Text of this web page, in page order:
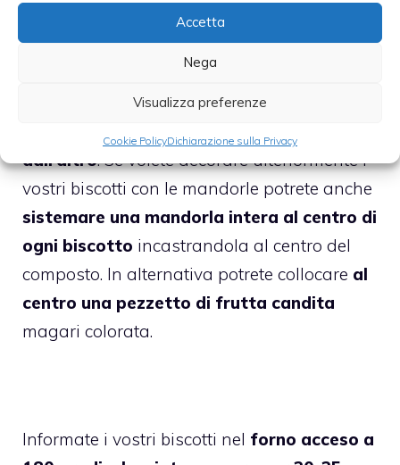
Accetta
Nega
Visualizza preferenze
Cookie PolicyDichiarazione sulla Privacy
teglia con della carta forno
e i biscotti l’uno accanto all’altro
mantenendo un po’ di distanza l’uno
dall’altro. Se volete decorare ulteriormente i
vostri biscotti con le mandorle potrete anche
sistemare una mandorla intera al centro di
ogni biscotto incastrandola al centro del
composto. In alternativa potrete collocare al
centro una pezzetto di frutta candita
magari colorata.
Informate i vostri biscotti nel forno acceso a